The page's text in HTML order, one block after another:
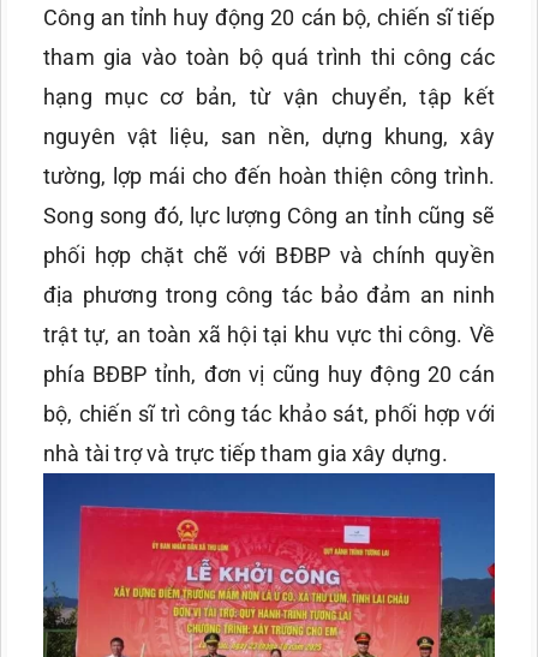
Công an tỉnh huy động 20 cán bộ, chiến sĩ tiếp
tham gia vào toàn bộ quá trình thi công các
hạng mục cơ bản, từ vận chuyển, tập kết
nguyên vật liệu, san nền, dựng khung, xây
tường, lợp mái cho đến hoàn thiện công trình.
Song song đó, lực lượng Công an tỉnh cũng sẽ
phối hợp chặt chẽ với BĐBP và chính quyền
địa phương trong công tác bảo đảm an ninh
trật tự, an toàn xã hội tại khu vực thi công. Về
phía BĐBP tỉnh, đơn vị cũng huy động 20 cán
bộ, chiến sĩ trì công tác khảo sát, phối hợp với
nhà tài trợ và trực tiếp tham gia xây dựng.